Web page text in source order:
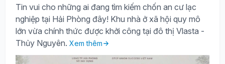
Tin vui cho những ai đang tìm kiếm chốn an cư lạc
nghiệp tại Hải Phòng đây! Khu nhà ở xã hội quy mô
lớn vừa chính thức được khởi công tại đô thị Vlasta -
Thủy Nguyên. Xem thêm